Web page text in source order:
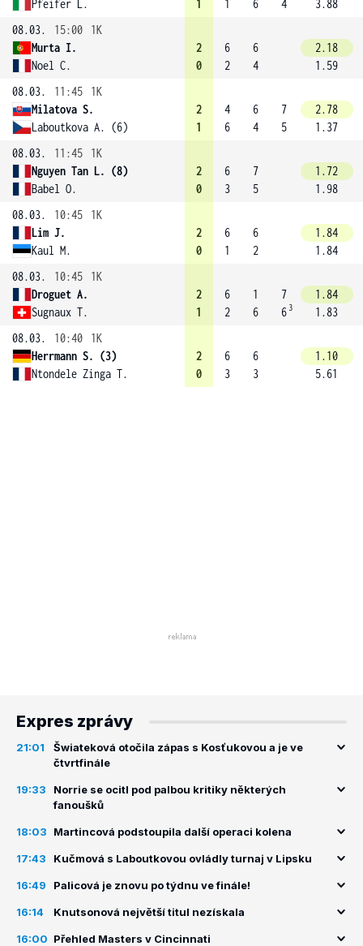
Pfeifer L. 1 1 6 4
3.88
08.03.
15:00
1K
Murta I.
Noel C.
2
0
6
2
6
4
2.18
1.59
08.03.
11:45
1K
Milatova S.
Laboutkova A. (6)
2
1
4
6
6
4
7
5
2.78
1.37
08.03.
11:45
1K
Nguyen Tan L. (8)
Babel O.
2
0
6
3
7
5
1.72
1.98
08.03.
10:45
1K
Lim J.
Kaul M.
2
0
6
1
6
2
1.84
1.84
08.03.
10:45
1K
Droguet A.
Sugnaux T.
2
1
6
2
1
6
7
6 3
1.84
1.83
08.03.
10:40
1K
Herrmann S. (3)
Ntondele Zinga T.
2
0
6
3
6
3
1.10
5.61
Expres zprávy
21:01
Šwiateková otočila zápas s Kosťukovou a je ve
čtvrtfinále
19:33
Norrie se ocitl pod palbou kritiky některých
fanoušků
18:03 Martincová podstoupila další operaci kolena
17:43 Kučmová s Laboutkovou ovládly turnaj v Lipsku
16:49 Palicová je znovu po týdnu ve finále!
16:14 Knutsonová největší titul nezískala
16:00 Přehled Masters v Cincinnati